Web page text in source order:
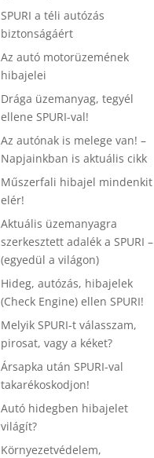
SPURI a téli autózás
biztonságáért
Az autó motorüzemének
hibajelei
Drága üzemanyag, tegyél
ellene SPURI-val!
Az autónak is melege van! –
Napjainkban is aktuális cikk
Műszerfali hibajel mindenkit
elér!
Aktuális üzemanyagra
szerkesztett adalék a SPURI –
(egyedül a világon)
Hideg, autózás, hibajelek
(Check Engine) ellen SPURI!
Melyik SPURI-t válasszam,
pirosat, vagy a kéket?
Ársapka után SPURI-val
takarékoskodjon!
Autó hidegben hibajelet
világít?
Környezetvédelem,